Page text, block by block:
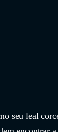
seu leal